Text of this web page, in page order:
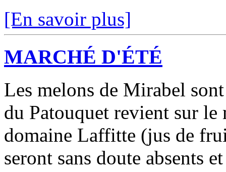
[En savoir plus]
MARCHÉ D'ÉTÉ
Les melons de Mirabel
du Patouquet revient sur le
domaine Laffitte (jus de
seront sans doute absents